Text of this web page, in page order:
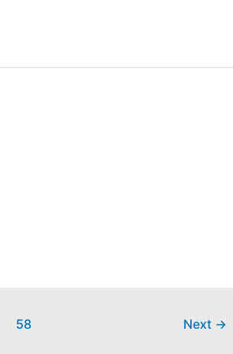
58 Next →